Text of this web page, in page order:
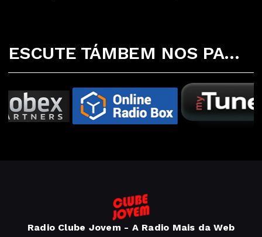
ESCUTE TÁMBEM NOS PARCEIROS ABAIXO
Radio Clube Jovem - A Radio Mais da Web